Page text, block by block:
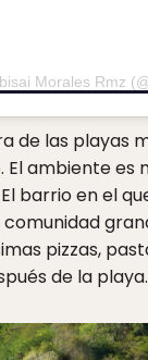
Morales Rmz
de las playas
El ambiente es
barrio en el
pizzas,
de la playa.